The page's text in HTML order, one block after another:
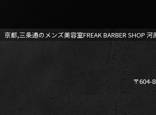
京都,三条通のメンズ美容室FREAK BARBER SHOP
〒604-